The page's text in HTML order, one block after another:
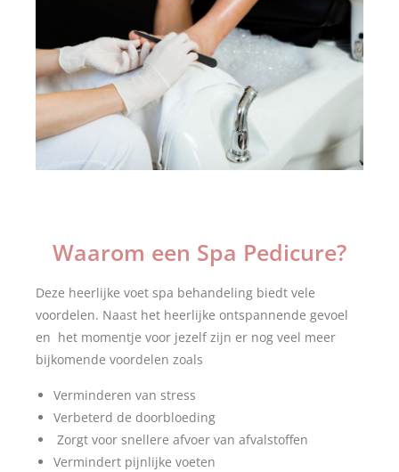
Waarom een Spa Pedicure?
Deze heerlijke voet spa behandeling biedt vele
voordelen. Naast het heerlijke ontspannende gevoel
en het momentje voor jezelf zijn er nog veel meer
bijkomende voordelen zoals
Verminderen van stress
Verbeterd de doorbloeding
Zorgt voor snellere afvoer van afvalstoffen
Vermindert pijnlijke voeten